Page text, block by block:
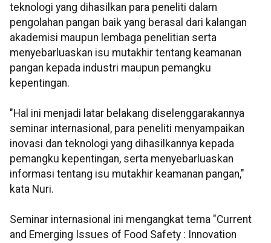
teknologi yang dihasilkan para peneliti dalam
pengolahan pangan baik yang berasal dari kalangan
akademisi maupun lembaga penelitian serta
menyebarluaskan isu mutakhir tentang keamanan
pangan kepada industri maupun pemangku
kepentingan.
"Hal ini menjadi latar belakang diselenggarakannya
seminar internasional, para peneliti menyampaikan
inovasi dan teknologi yang dihasilkannya kepada
pemangku kepentingan, serta menyebarluaskan
informasi tentang isu mutakhir keamanan pangan,"
kata Nuri.
Seminar internasional ini mengangkat tema "Current
and Emerging Issues of Food Safety : Innovation